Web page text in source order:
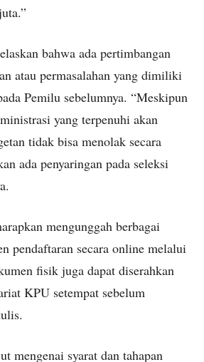
bahwa ada pertimbangan
atau permasalahan yang dimiliki
Pemilu sebelumnya. “Meskipun
yang terpenuhi akan
tidak bisa menolak secara
ada penyaringan pada seleksi
mengunggah berbagai
pendaftaran secara online melalui
fisik juga dapat diserahkan
KPU setempat sebelum
mengenai syarat dan tahapan